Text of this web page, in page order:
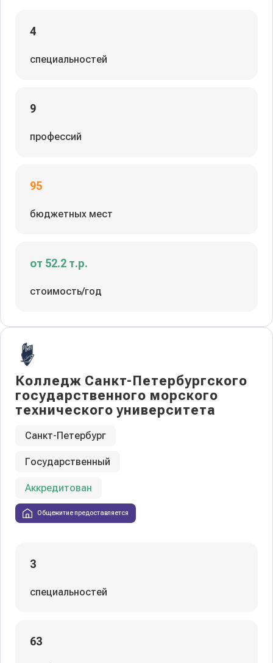
4
специальностей
9
профессий
95
бюджетных мест
от 52.2 т.р.
стоимость/год
Колледж Санкт-Петербургского
государственного морского
технического университета
Санкт-Петербург
Государственный
Аккредитован
Общежитие предоставляется
3
специальностей
63